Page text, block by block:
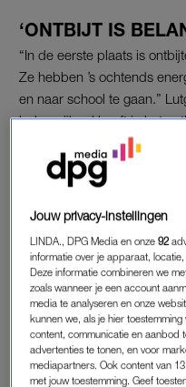
‘ONTBIJT IS
“In de eerste plaats is
Ze hebben ’s ochtends
en naar school te gaan.”
belangrijk rol heeft in het
want daar zitten de meeste
darmen en brengen je
Kinderen zitten nú al aan
BELEG
Een gezonde keuze voor
een kuipje, gaat Lutgerink
kunnen ouders gewoon
30+ kaas of smeerkaas
Jouw privacy-instellingen
LINDA., DPG Media en onze92
informatie over je apparaat,
Deze informatie combineren we
zoals wanneer je een account
media te analyseren en onze
kunnen we, als je hier
content, communicatie en aanbod
advertenties te tonen, en voor
mediapartners. Ook content van
met jouw toestemming. Geef